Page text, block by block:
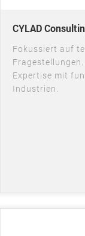
CYLAD
Fokussiert auf
Expertise mit
Industrien.